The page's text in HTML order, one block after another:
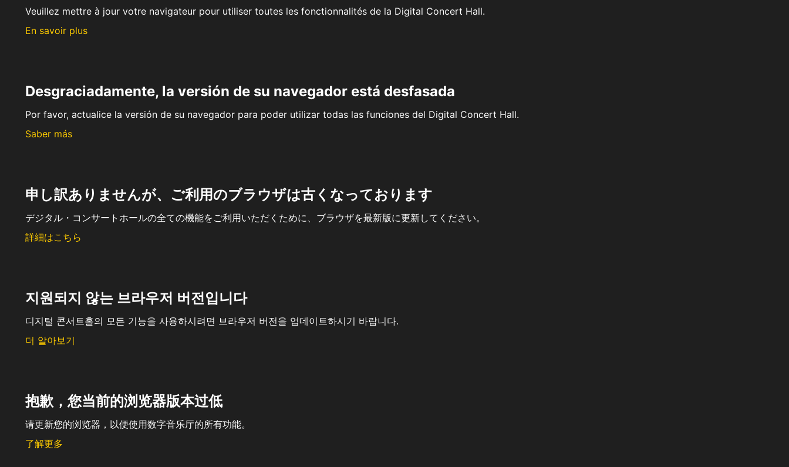
Veuillez mettre à jour votre navigateur pour utiliser toutes les fonctionnalités de la Digital Concert Hall.
En savoir plus
Desgraciadamente, la versión de su navegador está desfasada
Por favor, actualice la versión de su navegador para poder utilizar todas las funciones del Digital Concert Hall.
Saber más
申し訳ありませんが、ご利用のブラウザは古くなっております
デジタル・コンサートホールの全ての機能をご利用いただくために、ブラウザを最新版に更新してください。
詳細はこちら
지원되지 않는 브라우저 버전입니다
디지털 콘서트홀의 모든 기능을 사용하시려면 브라우저 버전을 업데이트하시기 바랍니다.
더 알아보기
抱歉，您当前的浏览器版本过低
请更新您的浏览器，以便使用数字音乐厅的所有功能。
了解更多